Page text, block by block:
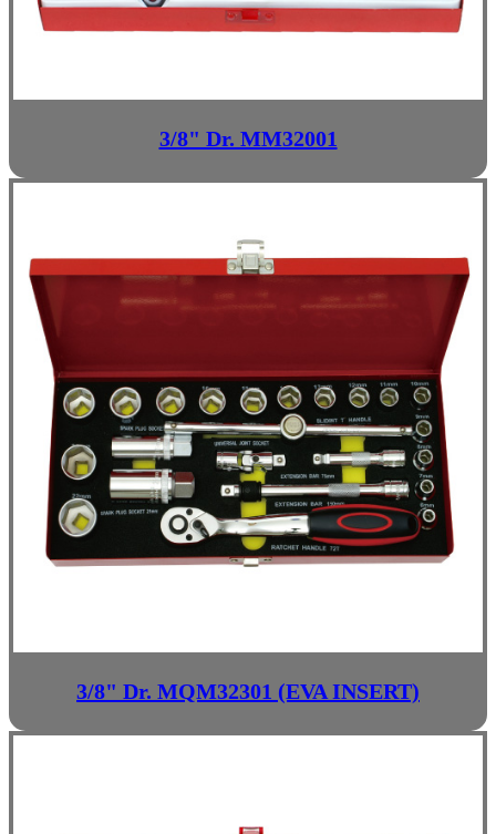
3/8" Dr. MM32001
3/8" Dr. MQM32301 (EVA INSERT)